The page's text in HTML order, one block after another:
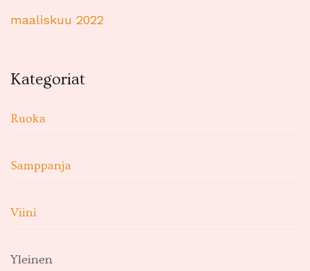
maaliskuu 2022
Kategoriat
Ruoka
Samppanja
Viini
Yleinen